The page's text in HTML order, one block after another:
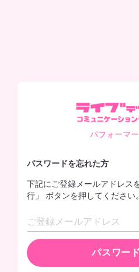
パフォーマ
パスワードを忘れた方
下記にご登録メールアドレス
行」 ボタンを押してください。
パスワー